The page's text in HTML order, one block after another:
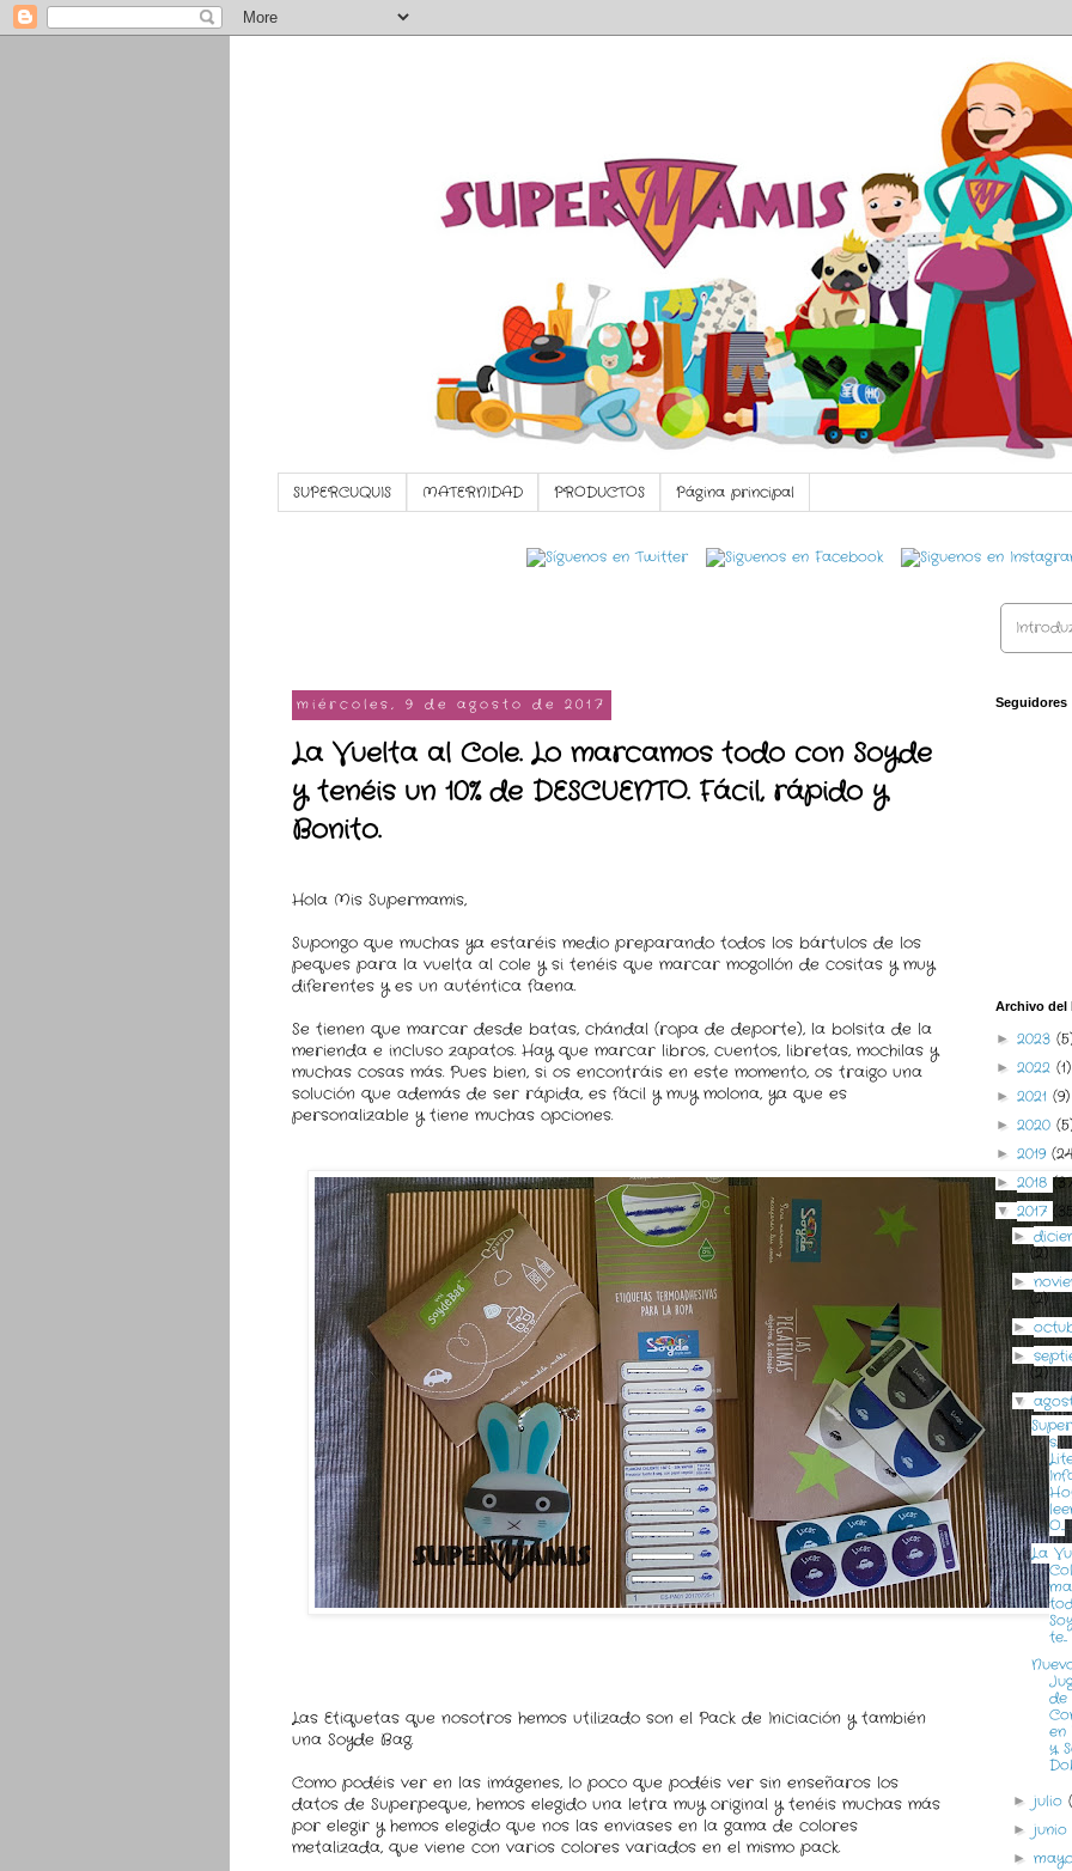
SUPERCUQUIS MATERNIDAD PRODUCTOS Página principal
miércoles, 9 de agosto de 2017
La Vuelta al Cole. Lo marcamos todo con Soyde
y tenéis un 10% de DESCUENTO. Fácil, rápido y
Bonito.
Hola Mis Supermamis,
Supongo que muchas ya estaréis medio preparando todos los bártulos de los
peques para la vuelta al cole y si tenéis que marcar mogollón de cositas y muy
diferentes y es un auténtica faena.
Se tienen que marcar desde batas, chándal (ropa de deporte), la bolsita de la
merienda e incluso zapatos. Hay que marcar libros, cuentos, libretas, mochilas y
muchas cosas más. Pues bien, si os encontráis en este momento, os traigo una
solución que además de ser rápida, es fácil y muy molona, ya que es
personalizable y tiene muchas opciones.
Las Etiquetas que nosotros hemos utilizado son el Pack de Iniciación y también
una Soyde Bag.
Como podéis ver en las imágenes, lo poco que podéis ver sin enseñaros los
datos de Superpeque, hemos elegido una letra muy original y tenéis muchas más
por elegir y hemos elegido que nos las enviases en la gama de colores
metalizada, que viene con varios colores variados en el mismo pack.
Seguidores
Archivo del
► 2023
► 2022 (1)
► 2021 (9)
► 2020
► 2019
► 2018
▼ 2017
►
(2)
►
(2)
►
►
(2)
▼
s.
O...
La
te...
de
en
y
►julio
►
►